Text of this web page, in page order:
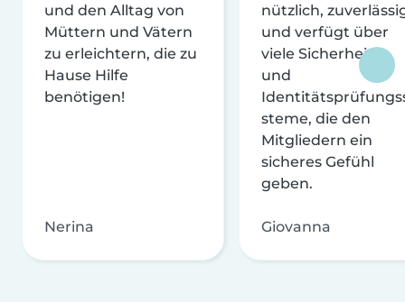
und den Alltag von
Müttern und Vätern
zu erleichtern, die zu
Hause Hilfe
benötigen!
Nerina
nützlich,
und verfügt über
viele Sicherheits-
und
steme, die den
Mitgliedern ein
sicheres Gefühl
geben.
Giovanna